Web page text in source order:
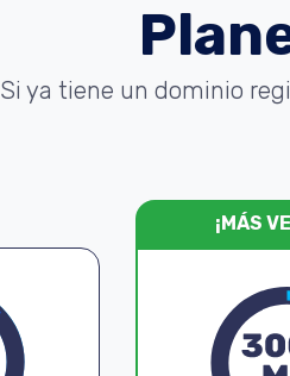
Si ya tiene un dominio
¡MÁS